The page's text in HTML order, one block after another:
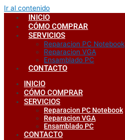
Ir al contenido
INICIO
CÓMO COMPRAR
SERVICIOS
Reparacion PC Notebook
Reparacion VGA
Ensamblado PC
CONTACTO
INICIO
CÓMO COMPRAR
SERVICIOS
Reparacion PC Notebook
Reparacion VGA
Ensamblado PC
CONTACTO